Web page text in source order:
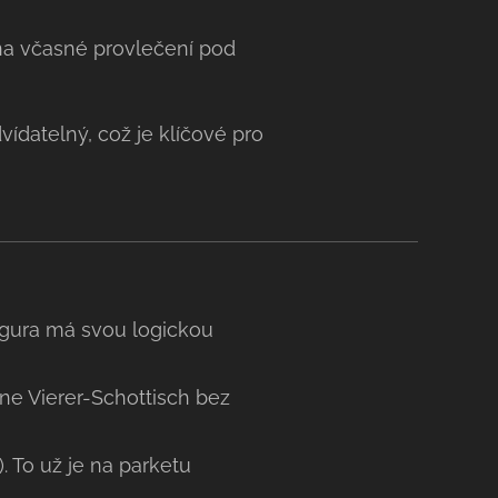
včasné provlečení pod
což je klíčové pro
má svou logickou
Vierer-Schottisch bez
To už je na parketu